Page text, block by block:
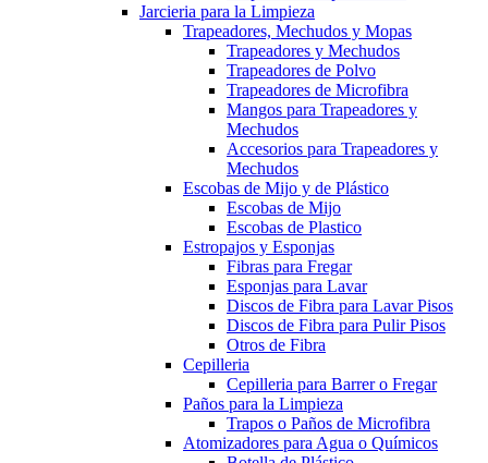
Jarcieria para la Limpieza
Trapeadores, Mechudos y Mopas
Trapeadores y Mechudos
Trapeadores de Polvo
Trapeadores de Microfibra
Mangos para Trapeadores y
Mechudos
Accesorios para Trapeadores y
Mechudos
Escobas de Mijo y de Plástico
Escobas de Mijo
Escobas de Plastico
Estropajos y Esponjas
Fibras para Fregar
Esponjas para Lavar
Discos de Fibra para Lavar Pisos
Discos de Fibra para Pulir Pisos
Otros de Fibra
Cepilleria
Cepilleria para Barrer o Fregar
Paños para la Limpieza
Trapos o Paños de Microfibra
Atomizadores para Agua o Químicos